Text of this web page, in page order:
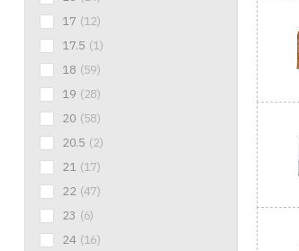
17 (12)
17.5 (1)
18 (59)
19 (28)
20 (58)
20.5 (2)
21 (17)
22 (47)
23 (6)
24 (16)